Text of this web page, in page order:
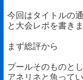
今回はタイトルの
と大会レポを書きま
まず総評から
プールそのものと
アネリネと魚って